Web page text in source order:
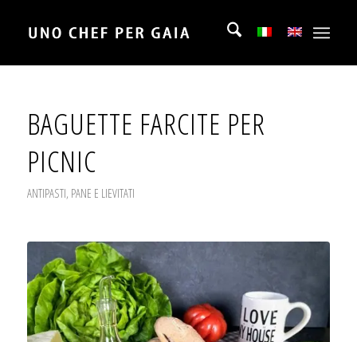
BAGUETTE FARCITE PER
PICNIC
ANTIPASTI, PANE E LIEVITATI